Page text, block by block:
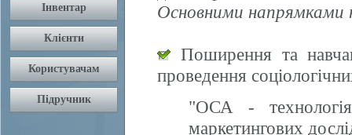
Основними напрямками
Поширення та
проведення
"ОСА -
маркетингових